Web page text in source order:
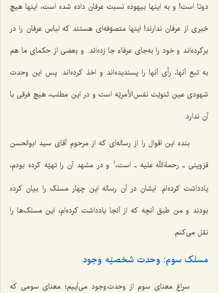
دوتا است! و به اینها بیهوده نسبت عرفان داده شده است، اینها هیچ
خبری از عرفان ندارند! اینها متصوّفه‌ای هستند که لباس عرفان را در
برکرده‌اند و خود را به‌جای عرفاء جا زده‌اند. و بعضی از حکمای ما هم
به تبع آنها، رأی آنها را پسندیده‌اند و اخذ کرده‌اند. پس این وحدت
شهودی عین ثنویّت نفس‌الأمریّه است و در این مطلب، هیچ فرقی با
آن ندارد.
بنده این اقوال را از رساله‌ای که از مرحوم آقای سید ابوالحسن
قزوینی ـ رحمة الله علیه ـ است، 1
و در مشهد آن را تهیّه کرده بودم،
یادداشت کرده‌ام. ایشان در آن رساله این چهار مسلک را بیان کرده
بودند و من طبق آنچه که از آنجا یادداشت کرده‌ام، این مسلک‌ها را
نقل می‌کنم.
مسلک سوم: وحدت شخصیّه وجود
سراغ معنای سوم از وحدت وجود می‌آییم؛ معنای سومی که